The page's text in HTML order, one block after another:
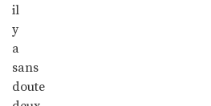
il
y
a
sans
doute